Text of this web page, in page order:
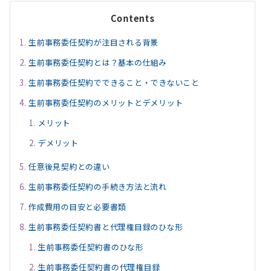
Contents
生前事務委任契約が注目される背景
生前事務委任契約とは？基本の仕組み
生前事務委任契約でできること・できないこと
生前事務委任契約のメリットとデメリット
メリット
デメリット
任意後見契約との違い
生前事務委任契約の手続き方法と流れ
作成費用の目安と必要書類
生前事務委任契約書と代理権目録のひな形
生前事務委任契約書のひな形
生前事務委任契約書の代理権目録